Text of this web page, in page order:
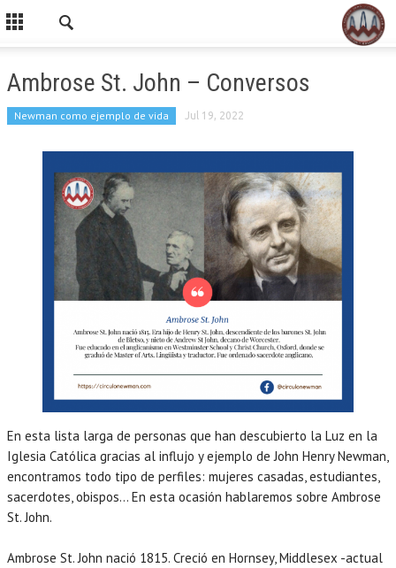
Ambrose St. John – Conversos
Newman como ejemplo de vida Jul 19, 2022
En esta lista larga de personas que han descubierto la Luz en la
Iglesia Católica gracias al influjo y ejemplo de John Henry Newman,
encontramos todo tipo de perfiles: mujeres casadas, estudiantes,
sacerdotes, obispos… En esta ocasión hablaremos sobre Ambrose
St. John.
Ambrose St. John nació 1815. Creció en Hornsey, Middlesex -actual